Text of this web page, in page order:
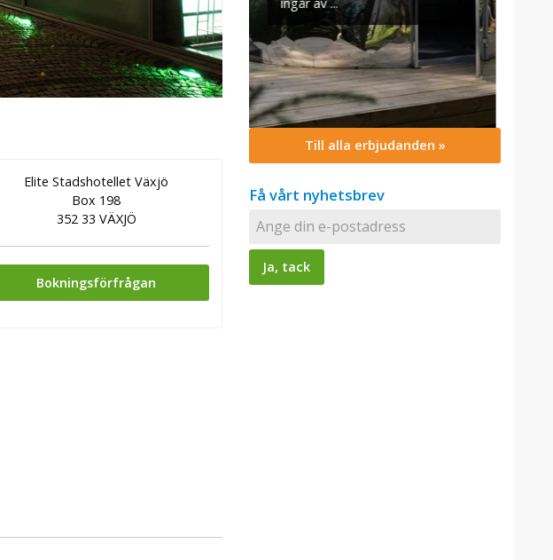
Elite Stadshotellet Växjö
Box 198
352 33 VÄXJÖ
Bokningsförfrågan
Till alla erbjudanden »
Få vårt nyhetsbrev